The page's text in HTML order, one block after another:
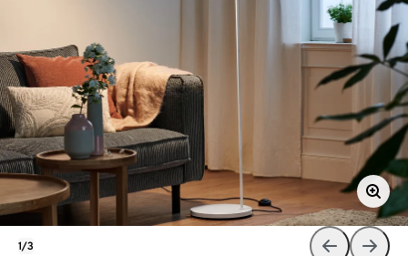
1/3